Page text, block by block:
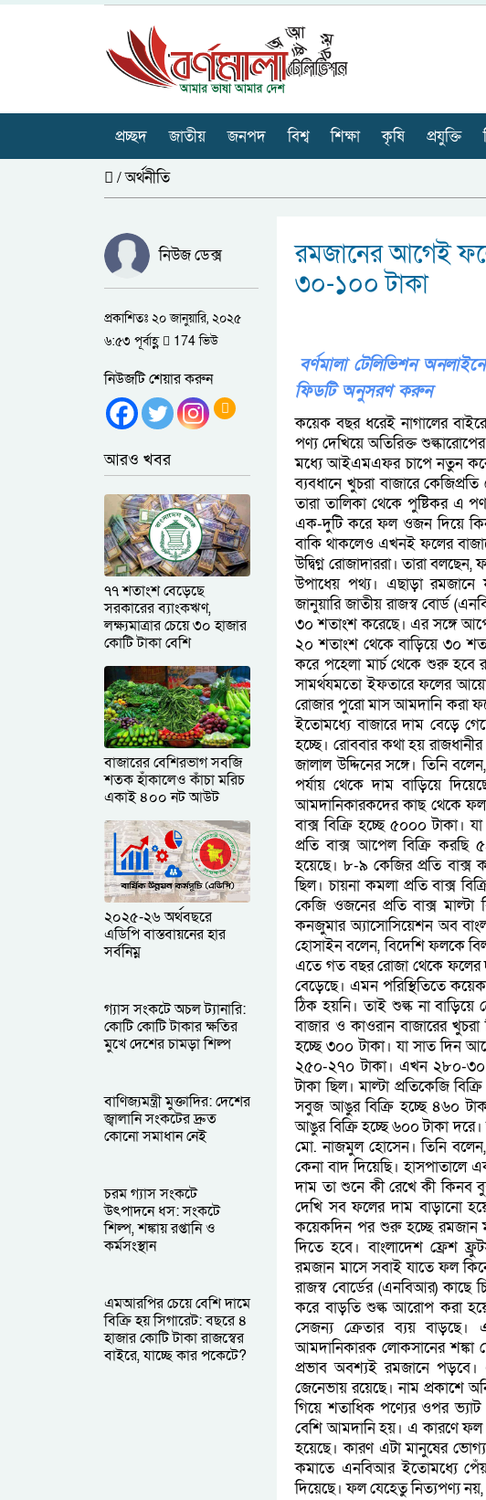
প্রচ্ছদ জাতীয় জনপদ বিশ্ব শিক্ষা কৃষি প্রযুক্তি
/অর্থনীতি
নিউজ ডেক্স
প্রকাশিতঃ ২০ জানুয়ারি, ২০২৫
৬:৫৩ পূর্বাহ্ণ
174 ভিউ
নিউজটি শেয়ার করুন
আরও খবর
৭৭ শতাংশ বেড়েছে
সরকারের ব্যাংকঋণ,
লক্ষ্যমাত্রার চেয়ে ৩০ হাজার
কোটি টাকা বেশি
বাজারের বেশিরভাগ সবজি
শতক হাঁকালেও কাঁচা মরিচ
একাই ৪০০ নট আউট
২০২৫-২৬ অর্থবছরে
এডিপি বাস্তবায়নের হার
সর্বনিম্ন
গ্যাস সংকটে অচল ট্যানারি:
কোটি কোটি টাকার ক্ষতির
মুখে দেশের চামড়া শিল্প
বাণিজ্যমন্ত্রী মুক্তাদির: দেশের
জ্বালানি সংকটের দ্রুত
কোনো সমাধান নেই
চরম গ্যাস সংকটে
উৎপাদনে ধস: সংকটে
শিল্প, শঙ্কায় রপ্তানি ও
কর্মসংস্থান
এমআরপির চেয়ে বেশি দামে
বিক্রি হয় সিগারেট: বছরে ৪
হাজার কোটি টাকা রাজস্বের
বাইরে, যাচ্ছে কার পকেটে?
রমজানের আগেই
৩০-১০০ টাকা
বর্ণমালা টেলিভিশন
ফিডটি অনুসরণ করুন
কয়েক বছর ধরেই নাগালের
পণ্য দেখিয়ে অতিরিক্ত
মধ্যে আইএমএফর চাপে নতুন করে
ব্যবধানে খুচরা বাজারে
তারা তালিকা থেকে পুষ্টিকর এ
এক-দুটি করে ফল ওজন দিয়ে
বাকি থাকলেও এখনই ফলের
উদ্বিগ্ন রোজাদাররা। তারা
উপাধেয় পথ্য। এছাড়া
জানুয়ারি জাতীয় রাজস্ব বোর্ড
৩০ শতাংশ করেছে। এর সঙ্গে
২০ শতাংশ থেকে বাড়িয়ে ৩০
করে পহেলা মার্চ থেকে শুরু হবে
সামর্থযমতো ইফতারে ফলের
রোজার পুরো মাস আমদানি
ইতোমধ্যে বাজারে দাম বেড়ে
হচ্ছে। রোববার কথা হয়
জালাল উদ্দিনের সঙ্গে। তিনি
পর্যায় থেকে দাম বাড়িয়ে
আমদানিকারকদের কাছ থেকে ফল
বাক্স বিক্রি হচ্ছে ৫০০০ টাকা।
প্রতি বাক্স আপেল বিক্রি
হয়েছে। ৮-৯ কেজির প্রতি বাক্স
ছিল। চায়না কমলা প্রতি বাক্স
কেজি ওজনের প্রতি বাক্স
কনজুমার অ্যাসোসিয়েশন অব
হোসাইন বলেন, বিদেশি ফলকে
এতে গত বছর রোজা থেকে ফলের
বেড়েছে। এমন পরিস্থিতিতে
ঠিক হয়নি। তাই শুল্ক না বাড়িয়ে
বাজার ও কাওরান বাজারের
হচ্ছে ৩০০ টাকা। যা সাত দিন
২৫০-২৭০ টাকা। এখন ২৮০-
টাকা ছিল। মাল্টা প্রতিকেজি
সবুজ আঙুর বিক্রি হচ্ছে ৪৬০
আঙুর বিক্রি হচ্ছে ৬০০ টাকা
মো. নাজমুল হোসেন। তিনি
কেনা বাদ দিয়েছি।
দাম তা শুনে কী রেখে কী
দেখি সব ফলের দাম বাড়ানো
কয়েকদিন পর শুরু হচ্ছে
দিতে হবে। বাংলাদেশ ফ্রেশ
রমজান মাসে সবাই যাতে ফল
রাজস্ব বোর্ডের (এনবিআর) কাছে
করে বাড়তি শুল্ক আরোপ করা
সেজন্য ক্রেতার ব্যয়
আমদানিকারক লোকসানের
প্রভাব অবশ্যই রমজানে
জেনেভায় রয়েছে। নাম
গিয়ে শতাধিক পণ্যের ওপর
বেশি আমদানি হয়। এ কারণে ফল
হয়েছে। কারণ এটা মানুষের
কমাতে এনবিআর ইতোমধ্যে
দিয়েছে। ফল যেহেতু নিত্যপণ্য